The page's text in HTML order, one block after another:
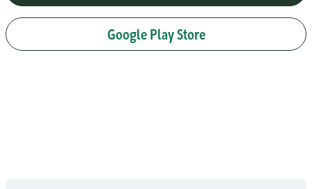
Google Play Store